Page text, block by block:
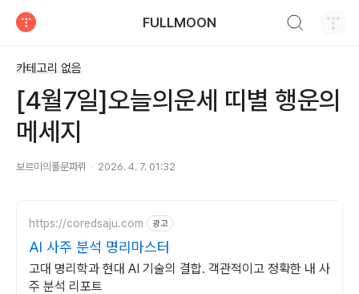
FULLMOON
카테고리 없음
[4월7일]오늘의운세 띠별 행운의
메세지
보르미의풀문파뤼 2026. 4. 7. 01:32
https://coredsaju.com 광고
AI 사주 분석 명리마스터
고대 명리학과 현대 AI 기술의 결합. 객관적이고 정확한 내 사
주 분석 리포트